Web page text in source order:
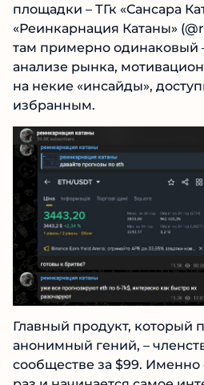
аудитории, он создал в
сетку разномастных
его площадки – ТГк
«Реинкарнация Катаны»
Контент там примерно
фразы об анализе рынка,
посты и намеки на некие
доступные только
Главный продукт, который
анонимный гений, –